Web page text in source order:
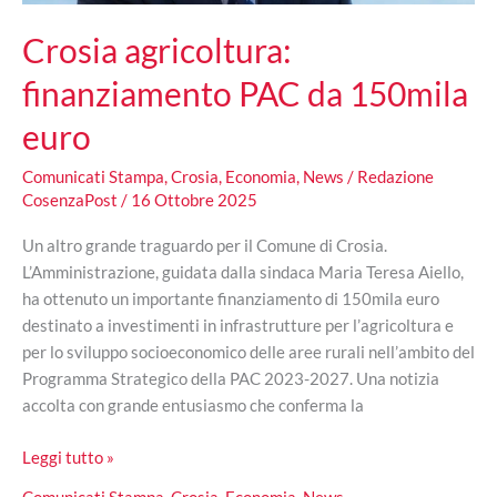
domani
Crosia agricoltura:
finanziamento PAC da 150mila
euro
Comunicati Stampa,Crosia, Economia, News / Redazione
CosenzaPost / 16 Ottobre 2025
Un altro grande traguardo per il Comune di Crosia.
L’Amministrazione, guidata dalla sindaca Maria Teresa Aiello,
ha ottenuto un importante finanziamento di 150mila euro
destinato a investimenti in infrastrutture per l’agricoltura e
per lo sviluppo socioeconomico delle aree rurali nell’ambito del
Programma Strategico della PAC 2023-2027. Una notizia
accolta con grande entusiasmo che conferma la
Crosia
Leggi tutto »